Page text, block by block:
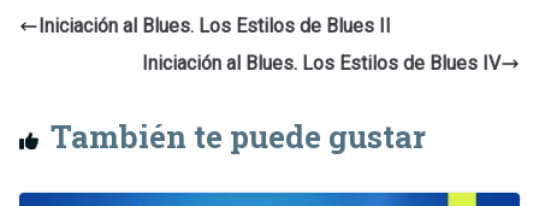
Iniciación al Blues. Los Estilos de Blues II
Iniciación al Blues. Los Estilos de Blues IV
También te puede gustar